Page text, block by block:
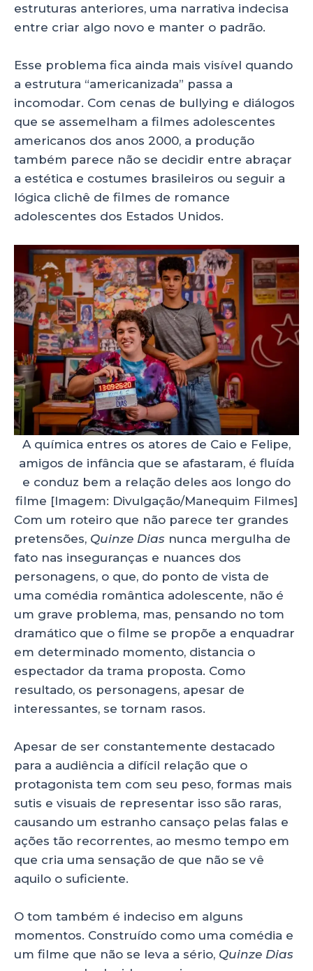
estruturas anteriores, uma narrativa indecisa
entre criar algo novo e manter o padrão.
Esse problema fica ainda mais visível quando
a estrutura “americanizada” passa a
incomodar. Com cenas de bullying e diálogos
que se assemelham a filmes adolescentes
americanos dos anos 2000, a produção
também parece não se decidir entre abraçar
a estética e costumes brasileiros ou seguir a
lógica clichê de filmes de romance
adolescentes dos Estados Unidos.
A química entres os atores de Caio e Felipe,
amigos de infância que se afastaram, é fluída
e conduz bem a relação deles aos longo do
filme [Imagem: Divulgação/Manequim Filmes]
Com um roteiro que não parece ter grandes
pretensões, Quinze Dias nunca mergulha de
fato nas inseguranças e nuances dos
personagens, o que, do ponto de vista de
uma comédia romântica adolescente, não é
um grave problema, mas, pensando no tom
dramático que o filme se propõe a enquadrar
em determinado momento, distancia o
espectador da trama proposta. Como
resultado, os personagens, apesar de
interessantes, se tornam rasos.
Apesar de ser constantemente destacado
para a audiência a difícil relação que o
protagonista tem com seu peso, formas mais
sutis e visuais de representar isso são raras,
causando um estranho cansaço pelas falas e
ações tão recorrentes, ao mesmo tempo em
que cria uma sensação de que não se vê
aquilo o suficiente.
O tom também é indeciso em alguns
momentos. Construído como uma comédia e
um filme que não se leva a sério, Quinze Dias